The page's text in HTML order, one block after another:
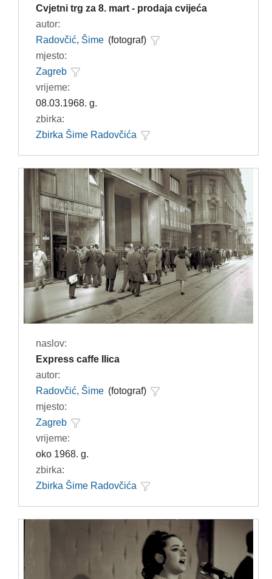
Cvjetni trg za 8. mart - prodaja cvijeća
autor:
Radovčić, Šime (fotograf)
mjesto:
Zagreb
vrijeme:
08.03.1968. g.
zbirka:
Zbirka Šime Radovčića
naslov:
Express caffe Ilica
autor:
Radovčić, Šime (fotograf)
mjesto:
Zagreb
vrijeme:
oko 1968. g.
zbirka:
Zbirka Šime Radovčića